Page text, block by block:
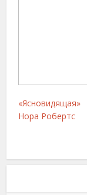
«Ясновидящая»
Нора Робертс